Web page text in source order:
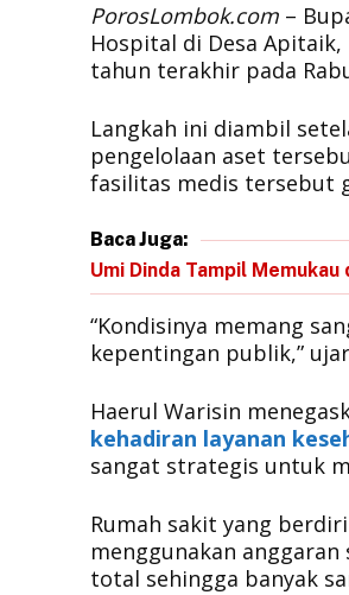
PorosLombok.com –
Hospital di Desa
tahun terakhir pada
​Langkah ini diambil
pengelolaan aset
fasilitas medis tersebut
Baca Juga:
Umi Dinda Tampil
​“Kondisinya memang
kepentingan publik,” ujar
​Haerul Warisin
kehadiran layanan
sangat strategis untuk
​Rumah sakit yang
menggunakan
total sehingga banyak